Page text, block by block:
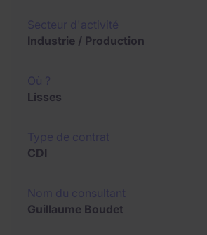
Industrie / Production
Lisses
CDI
Guillaume Boudet